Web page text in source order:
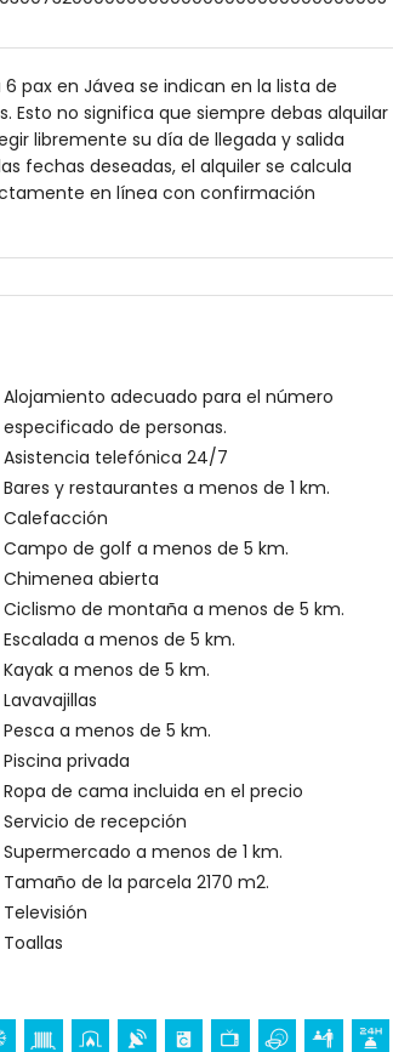
de la casa)
5 kilómetros de la casa)
2 kilómetros de la casa)
kilómetros de la casa)
de 100 kilómetros)
niños
de la casa
horas
en Jávea, Costa Blanca
(a menos de 5 kilómetros de la casa)
Loreto, Puerto, Jávea), ruina (Molinos de
edificio arquitectónico (Pueblo de Jávea,
(a menos de 5 kilómetros del alojamiento)
del alojamiento)
ciclismo de montaña, ciclismo, escalada,
6 pax en Jávea se indican en la lista de
Esto no significa que siempre debas alquilar
libremente su día de llegada y salida
fechas deseadas, el alquiler se calcula
en línea con confirmación
Alojamiento adecuado para el número
especificado de personas.
Asistencia telefónica 24/7
Bares y restaurantes a menos de 1 km.
Calefacción
Campo de golf a menos de 5 km.
Chimenea abierta
Ciclismo de montaña a menos de 5 km.
Escalada a menos de 5 km.
Kayak a menos de 5 km.
Lavavajillas
Pesca a menos de 5 km.
Piscina privada
Ropa de cama incluida en el precio
Servicio de recepción
Supermercado a menos de 1 km.
Tamaño de la parcela 2170 m2.
Televisión
Toallas